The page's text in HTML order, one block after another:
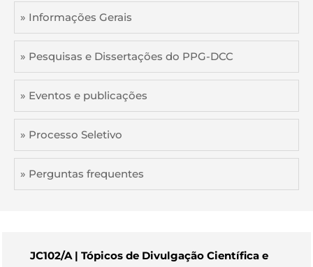
» Informações Gerais
» Pesquisas e Dissertações do PPG-DCC
» Eventos e publicações
» Processo Seletivo
» Perguntas frequentes
JC102/A | Tópicos de Divulgação Científica e